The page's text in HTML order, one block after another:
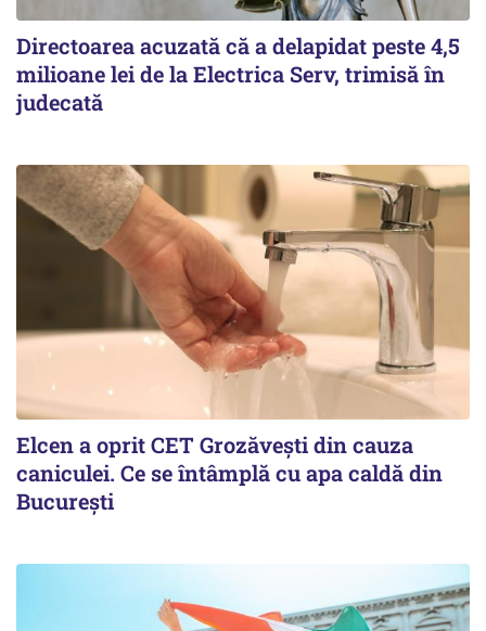
Directoarea acuzată că a delapidat peste 4,5
milioane lei de la Electrica Serv, trimisă în
judecată
Elcen a oprit CET Grozăvești din cauza
caniculei. Ce se întâmplă cu apa caldă din
București